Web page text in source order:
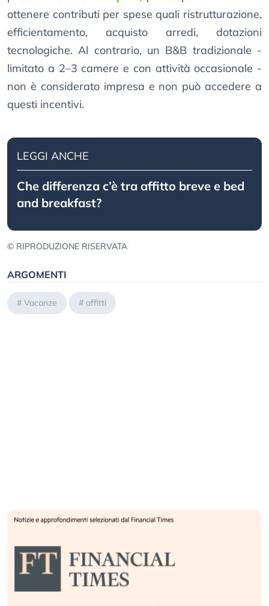
ottenere contributi per spese quali ristrutturazione,
efficientamento, acquisto arredi, dotazioni
tecnologiche. Al contrario, un B&B tradizionale -
limitato a 2–3 camere e con attività occasionale -
non è considerato impresa e non può accedere a
questi incentivi.
LEGGI ANCHE
Che differenza c’è tra affitto breve e bed
and breakfast?
© RIPRODUZIONE RISERVATA
ARGOMENTI
# Vacanze # affitti